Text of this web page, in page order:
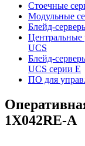
Стоечные
Модульные
Блейд-
Центральные
UCS
Блейд-
UCS серии E
ПО для
1X042RE-A